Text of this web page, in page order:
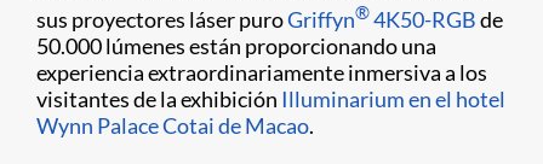
sus proyectores láser puroGriffyn®4K50-RGBde
50.000 lúmenes están proporcionando una
experiencia extraordinariamente inmersiva a los
visitantes de la exhibición Illuminarium en el hotel
Wynn Palace Cotai de Macao.